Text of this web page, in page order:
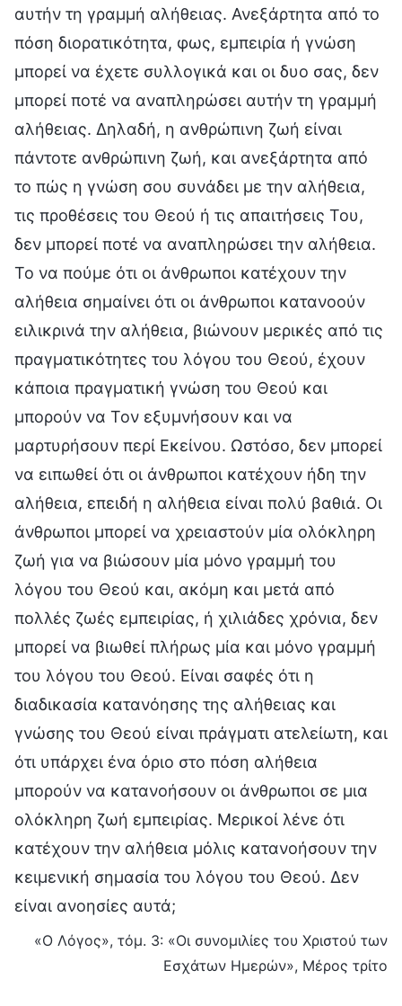
αυτήν τη γραμμή αλήθειας. Ανεξάρτητα από το
πόση διορατικότητα, φως, εμπειρία ή γνώση
μπορεί να έχετε συλλογικά και οι δυο σας, δεν
μπορεί ποτέ να αναπληρώσει αυτήν τη γραμμή
αλήθειας. Δηλαδή, η ανθρώπινη ζωή είναι
πάντοτε ανθρώπινη ζωή, και ανεξάρτητα από
το πώς η γνώση σου συνάδει με την αλήθεια,
τις προθέσεις του Θεού ή τις απαιτήσεις Του,
δεν μπορεί ποτέ να αναπληρώσει την αλήθεια.
Το να πούμε ότι οι άνθρωποι κατέχουν την
αλήθεια σημαίνει ότι οι άνθρωποι κατανοούν
ειλικρινά την αλήθεια, βιώνουν μερικές από τις
πραγματικότητες του λόγου του Θεού, έχουν
κάποια πραγματική γνώση του Θεού και
μπορούν να Τον εξυμνήσουν και να
μαρτυρήσουν περί Εκείνου. Ωστόσο, δεν μπορεί
να ειπωθεί ότι οι άνθρωποι κατέχουν ήδη την
αλήθεια, επειδή η αλήθεια είναι πολύ βαθιά. Οι
άνθρωποι μπορεί να χρειαστούν μία ολόκληρη
ζωή για να βιώσουν μία μόνο γραμμή του
λόγου του Θεού και, ακόμη και μετά από
πολλές ζωές εμπειρίας, ή χιλιάδες χρόνια, δεν
μπορεί να βιωθεί πλήρως μία και μόνο γραμμή
του λόγου του Θεού. Είναι σαφές ότι η
διαδικασία κατανόησης της αλήθειας και
γνώσης του Θεού είναι πράγματι ατελείωτη, και
ότι υπάρχει ένα όριο στο πόση αλήθεια
μπορούν να κατανοήσουν οι άνθρωποι σε μια
ολόκληρη ζωή εμπειρίας. Μερικοί λένε ότι
κατέχουν την αλήθεια μόλις κατανοήσουν την
κειμενική σημασία του λόγου του Θεού. Δεν
είναι ανοησίες αυτά;
«Ο Λόγος», τόμ. 3: «Οι συνομιλίες του Χριστού των
Εσχάτων Ημερών», Μέρος τρίτο